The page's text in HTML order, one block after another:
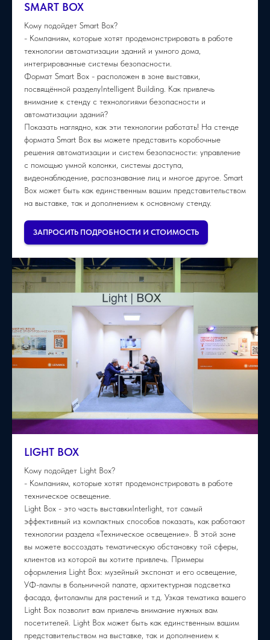
SMART BOX
Кому подойдет Smart Box?
- Компаниям, которые хотят продемонстрировать в работе
технологии автоматизации зданий и умного дома,
интегрированные системы безопасности.
Формат Smart Box - расположен в зоне выставки,
посвящённой разделуIntelligent Building. Как привлечь
внимание к стенду с технологиями безопасности и
автоматизации зданий?
Показать наглядно, как эти технологии работать! На стенде
формата Smart Box вы можете представить коробочные
решения автоматизации и систем безопасности: управление
с помощью умной колонки, системы доступа,
видеонаблюдение, распознавание лиц и многое другое. Smart
Box может быть как единственным вашим представительством
на выставке, так и дополнением к основному стенду.
ЗАПРОСИТЬ ПОДРОБНОСТИ И СТОИМОСТЬ
LIGHT BOX
Кому подойдет Light Box?
- Компаниям, которые хотят продемонстрировать в работе
техническое освещение.
Light Box - это часть выставкиInterlight, тот самый
эффективный из компактных способов показать, как работают
технологии раздела «Техническое освещение». В этой зоне
вы можете воссоздать тематическую обстановку той сферы,
клиентов из которой вы хотите привлечь. Примеры
оформления Light Box: музейный экспонат и его освещение,
УФ-лампы в больничной палате, архитектурная подсветка
фасада, фитолампы для растений и т.д. Узкая тематика вашего
Light Box позволит вам привлечь внимание нужных вам
посетителей. Light Box может быть как единственным вашим
представительством на выставке, так и дополнением к